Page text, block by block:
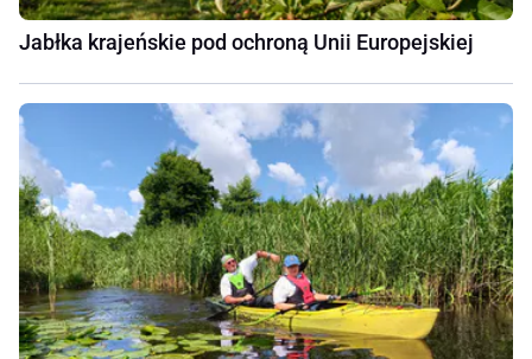
Jabłka krajeńskie pod ochroną Unii Europejskiej